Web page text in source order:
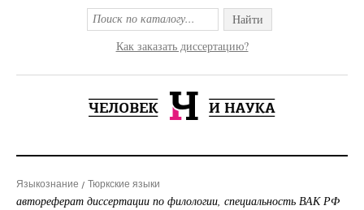
Найти
Как заказать диссертацию?
Языкознание Тюркские языки
автореферат диссертации по филологии, специальность ВАК РФ